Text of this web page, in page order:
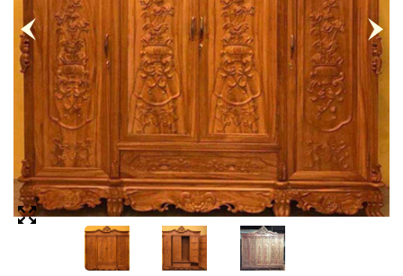
Nhiên
Bàn
Trang
Nệm
Bàn
Ăn